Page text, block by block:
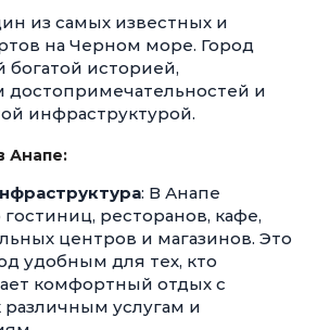
из самых известных и
на Черном море. Город
богатой историей,
достопримечательностей и
инфраструктурой.
Анапе:
: В Анапе
ресторанов, кафе,
центров и магазинов. Это
удобным для тех, кто
комфортный отдых с
различным услугам и